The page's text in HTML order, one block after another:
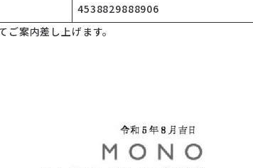
4538829888906
案内差し上げます。